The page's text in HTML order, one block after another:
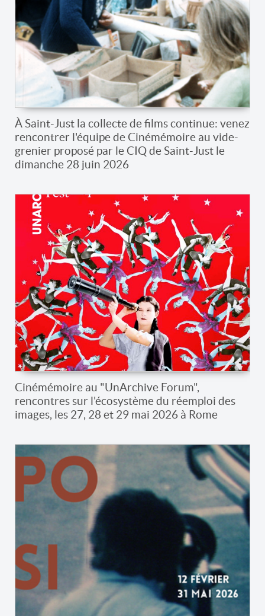
À Saint-Just la collecte de films continue: venez
rencontrer l'équipe de Cinémémoire au vide-
grenier proposé par le CIQ de Saint-Just le
dimanche 28 juin 2026
Cinémémoire au "UnArchive Forum",
rencontres sur l'écosystème du réemploi des
images, les 27, 28 et 29 mai 2026 à Rome